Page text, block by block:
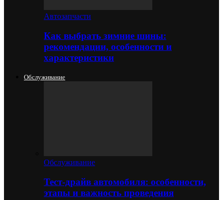
Автозапчасти
Как выбрать зимние шины:
рекомендации, особенности и
характеристики
Обслуживание
Обслуживание
Тест-драйв автомобиля: особенности,
этапы и важность проведения